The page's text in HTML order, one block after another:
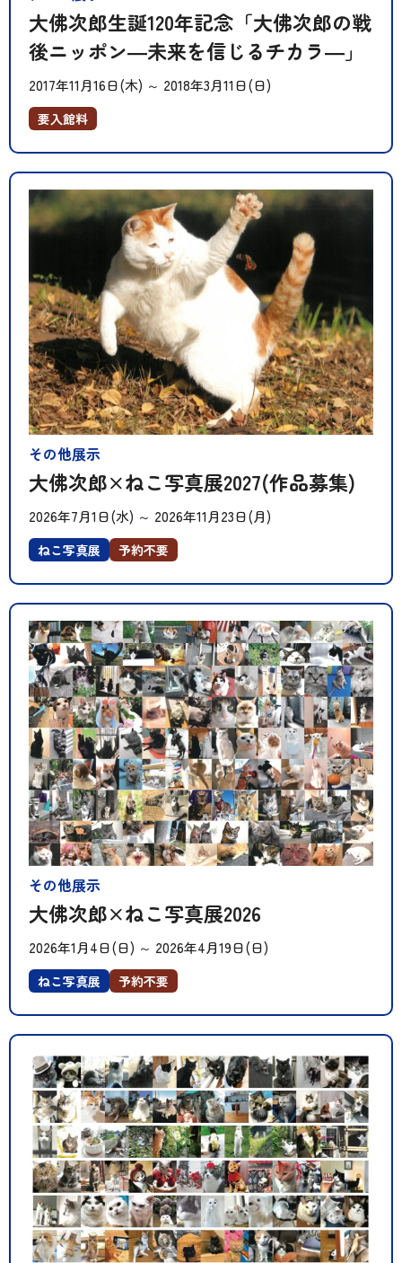
大佛次郎生誕120年記念「大佛次郎の戦
後ニッポン―未来を信じるチカラ―」
2017年11月16日(木) ～ 2018年3月11日(日)
要入館料
大佛次郎×ねこ写真展2027(作品募集)
その他展示
2026年7月1日(水) ～ 2026年11月23日(月)
ねこ写真展 予約不要
大佛次郎×ねこ写真展2026
その他展示
2026年1月4日(日) ～ 2026年4月19日(日)
ねこ写真展 予約不要